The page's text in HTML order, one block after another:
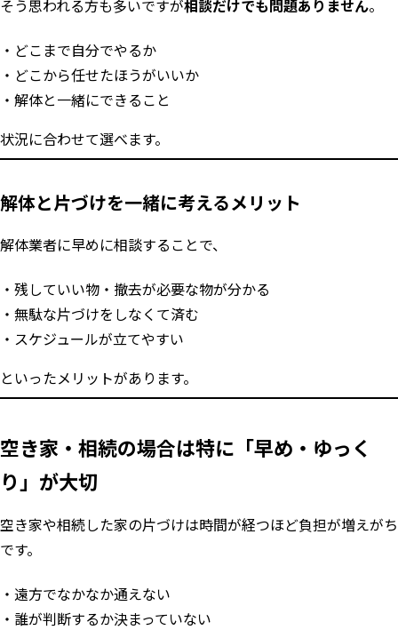
そう思われる方も多いですが相談だけでも問題ありません。
どこまで自分でやるか
どこから任せたほうがいいか
解体と一緒にできること
状況に合わせて選べます。
解体と片づけを一緒に考えるメリット
解体業者に早めに相談することで、
残していい物・撤去が必要な物が分かる
無駄な片づけをしなくて済む
スケジュールが立てやすい
といったメリットがあります。
空き家・相続の場合は特に「早め・ゆっく
り」が大切
空き家や相続した家の片づけは時間が経つほど負担が増えがち
です。
遠方でなかなか通えない
誰が判断するか決まっていない